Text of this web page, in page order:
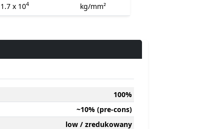
1.7 x 104 kg/mm²
100%
~10% (pre-cons)
low / zredukowany